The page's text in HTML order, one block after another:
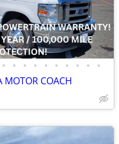
• • • • • • • • • •
MOTOR COACH